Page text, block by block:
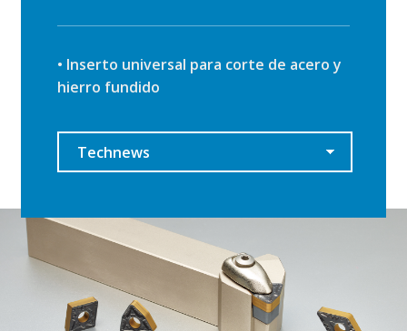
• Inserto universal para corte de acero y
hierro fundido
Technews